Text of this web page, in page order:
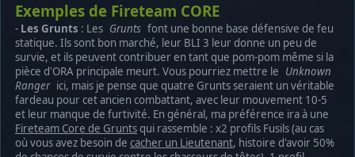
Exemples de Fireteam CORE
- Les Grunts : Les Grunts font une bonne base défensive de feu
statique. Ils sont bon marché, leur BLI 3 leur donne un peu de
survie, et ils peuvent contribuer en tant que pom-pom même si la
pièce d'ORA principale meurt. Vous pourriez mettre le Unknown
Ranger ici, mais je pense que quatre Grunts seraient un véritable
fardeau pour cet ancien combattant, avec leur mouvement 10-5
et leur manque de furtivité. En général, ma préférence ira à une
Fireteam Core de Gruntsqui rassemble : x2 profils Fusils (au cas
où vous avez besoin de cacher un Lieutenant, histoire d'avoir 50%